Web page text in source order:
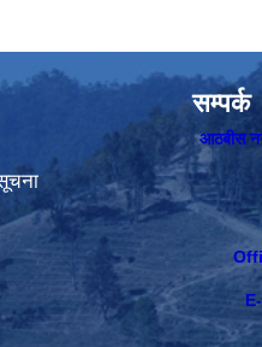
सम्पर्क
आठबीस